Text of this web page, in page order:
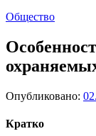
Общество
Опубликовано:
Кратко